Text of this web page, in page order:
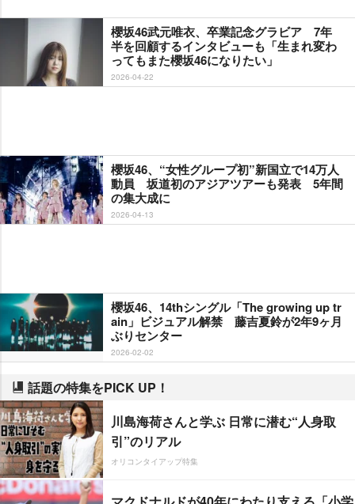
櫻坂46武元唯衣、卒業記念グラビア 7年
半を回顧するインタビューも「生まれ変わ
ってもまた櫻坂46になりたい」
2026-04-22
櫻坂46、“女性グループ初”新国立で14万人
動員 坂道初のアジアツアーも発表 5年間
の集大成に
2026-04-13
櫻坂46、14thシングル「The growing up tr
ain」ビジュアル解禁 藤吉夏鈴が2年9ヶ月
ぶりセンター
2026-02-02
話題の特集をPICK UP！
川島海荷さんと学ぶ 日常に潜む“人身取
引”のリアル
オリコンタイアップ特集